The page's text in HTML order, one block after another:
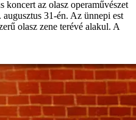
az olasz operaművészet
augusztus 31-én. Az ünnepi est
olasz zene terévé alakul. A